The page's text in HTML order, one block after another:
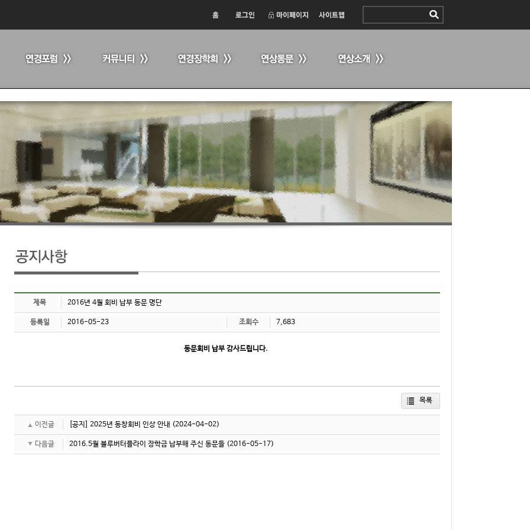
제목 2016년 4월 회비 납부 동문 명단
등록일 2016-05-23 조회수 7,683
동문회비 납부 감사드립니다.
목록
이전글 [공지] 2025년 동창회비 인상 안내 (2024-04-02)
다음글 2016.5월 블루버터플라이 장학금 납부해 주신 동문들 (2016-05-17)